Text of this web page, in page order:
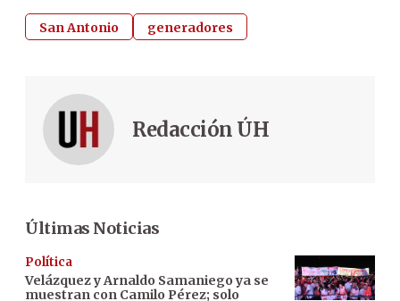
San Antonio generadores
Redacción ÚH
Últimas Noticias
Política
Velázquez y Arnaldo Samaniego ya se
muestran con Camilo Pérez; solo